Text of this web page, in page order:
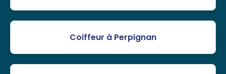
Coiffeur à Perpignan